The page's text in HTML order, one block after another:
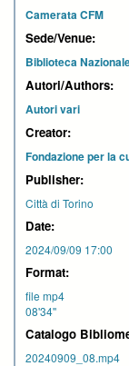
Camerata CFM
Sede/Venue:
Biblioteca
Autori/Authors:
Autori vari
Creator:
Fondazione per la
Publisher:
Città di Torino
Date:
2024/09/09 17:00
Format:
file mp4
08'34''
Catalogo
20240909_08.mp4